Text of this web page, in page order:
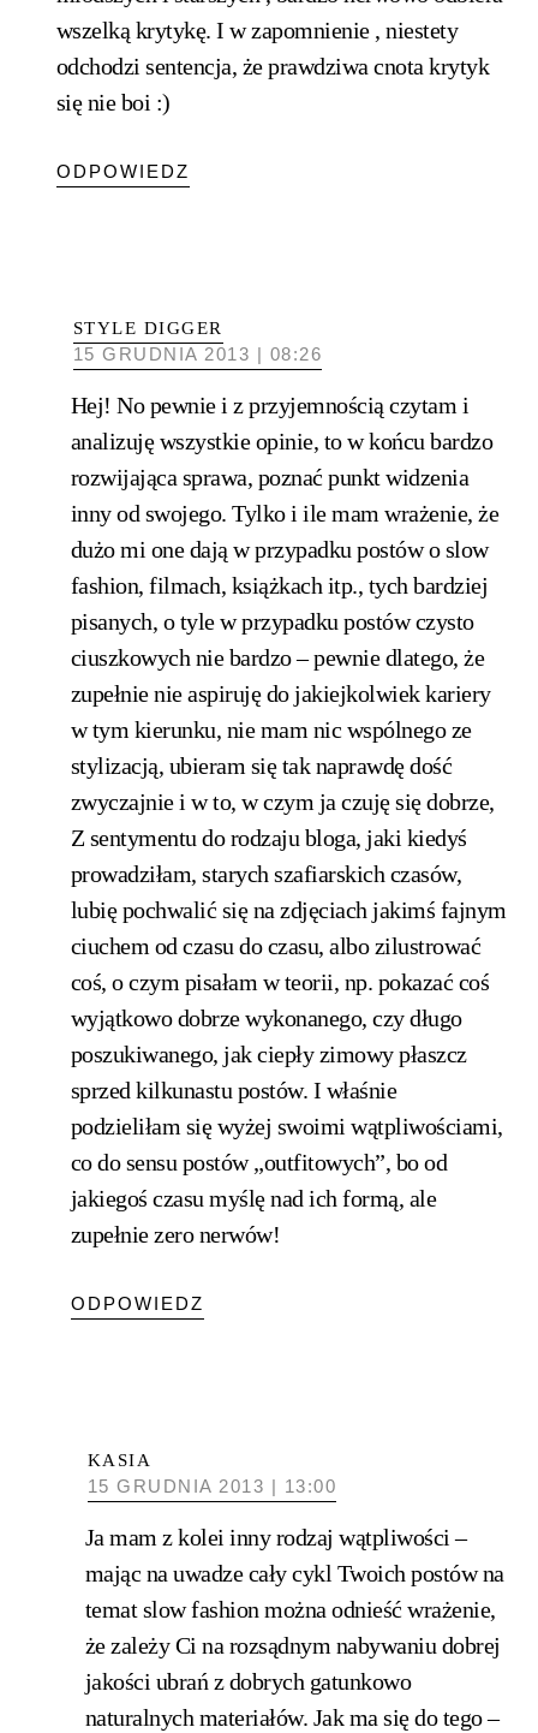
wszelką krytykę. I w zapomnienie , niestety
odchodzi sentencja, że prawdziwa cnota krytyk
się nie boi :)
ODPOWIEDZ
STYLE DIGGER
15 GRUDNIA 2013 | 08:26
Hej! No pewnie i z przyjemnością czytam i
analizuję wszystkie opinie, to w końcu bardzo
rozwijająca sprawa, poznać punkt widzenia
inny od swojego. Tylko i ile mam wrażenie, że
dużo mi one dają w przypadku postów o slow
fashion, filmach, książkach itp., tych bardziej
pisanych, o tyle w przypadku postów czysto
ciuszkowych nie bardzo – pewnie dlatego, że
zupełnie nie aspiruję do jakiejkolwiek kariery
w tym kierunku, nie mam nic wspólnego ze
stylizacją, ubieram się tak naprawdę dość
zwyczajnie i w to, w czym ja czuję się dobrze,
Z sentymentu do rodzaju bloga, jaki kiedyś
prowadziłam, starych szafiarskich czasów,
lubię pochwalić się na zdjęciach jakimś fajnym
ciuchem od czasu do czasu, albo zilustrować
coś, o czym pisałam w teorii, np. pokazać coś
wyjątkowo dobrze wykonanego, czy długo
poszukiwanego, jak ciepły zimowy płaszcz
sprzed kilkunastu postów. I właśnie
podzieliłam się wyżej swoimi wątpliwościami,
co do sensu postów „outfitowych”, bo od
jakiegoś czasu myślę nad ich formą, ale
zupełnie zero nerwów!
ODPOWIEDZ
KASIA
15 GRUDNIA 2013 | 13:00
Ja mam z kolei inny rodzaj wątpliwości –
mając na uwadze cały cykl Twoich postów na
temat slow fashion można odnieść wrażenie,
że zależy Ci na rozsądnym nabywaniu dobrej
jakości ubrań z dobrych gatunkowo
naturalnych materiałów. Jak ma się do tego –